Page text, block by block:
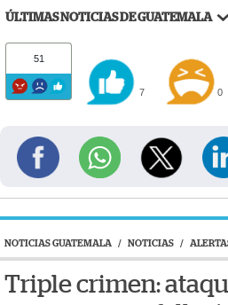
ÚLTIMAS NOTICIAS DE GUATEMALA
51
7 0
NOTICIAS GUATEMALA / NOTICIAS /
Triple crimen: